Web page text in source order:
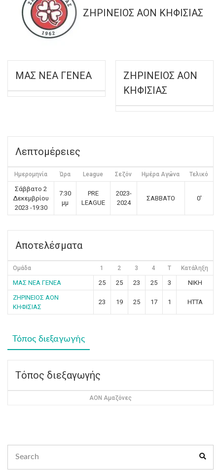
ΖΗΡΙΝΕΙΟΣ ΑΟΝ ΚΗΦΙΣΙΑΣ
ΜΑΣ ΝΕΑ ΓΕΝΕΑ
ΖΗΡΙΝΕΙΟΣ ΑΟΝ
ΚΗΦΙΣΙΑΣ
Λεπτομέρειες
Ημερομηνία Ώρα League Σεζόν Ημέρα Αγώνα Τελικό
Σάββατο 2
Δεκεμβρίου
2023 -19:30
7:30
μμ
PRE
LEAGUE
2023-
2024
ΣΑΒΒΑΤΟ 0'
Αποτελέσματα
Ομάδα 1 2 3 4 T Κατάληξη
ΜΑΣ ΝΕΑ ΓΕΝΕΑ 25 25 23 25 3
ΝΙΚΗ
ΖΗΡΙΝΕΙΟΣ ΑΟΝ
ΚΗΦΙΣΙΑΣ
23 19 25 17 1 ΗΤΤΑ
Τόπος διεξαγωγής
Τόπος διεξαγωγής
ΑΟΝ Αμαζόνες
for: